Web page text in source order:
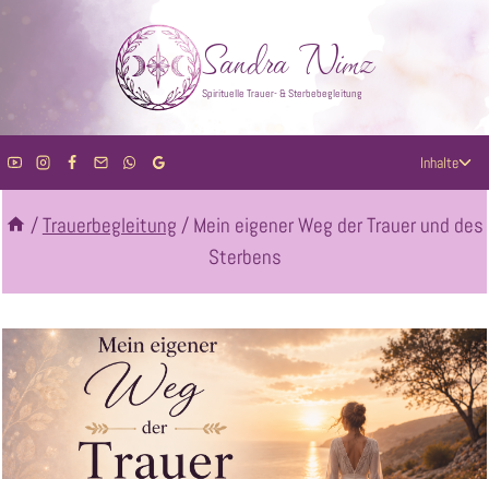
Sandra Nimz
Spirituelle Trauer- & Sterbebegleitung
Inhalte
/Trauerbegleitung / Mein eigener Weg der Trauer und des
Sterbens